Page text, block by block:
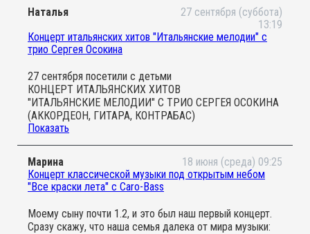
Наталья
27 сентября (суббота)
13:19
Концерт итальянских хитов "Итальянские мелодии" с
трио Сергея Осокина
27 сентября посетили с детьми
КОНЦЕРТ ИТАЛЬЯНСКИХ ХИТОВ
"ИТАЛЬЯНСКИЕ МЕЛОДИИ" С ТРИО СЕРГЕЯ ОСОКИНА
(АККОРДЕОН, ГИТАРА, КОНТРАБАС)
Все великолепно от входа до выхода
Я с радостью окунулась в музыку
Смотрела на танцующих детей
Счастливые и вдохновленные лица музыкантов
По-моему в это утро все было великолепно
Спасибо вам
Процветания
Показать
Марина
18 июня (среда) 09:25
Концерт классической музыки под открытым небом
"Все краски лета" с Caro-Bass
Моему сыну почти 1.2, и это был наш первый концерт.
Сразу скажу, что наша семья далека от мира музыки: